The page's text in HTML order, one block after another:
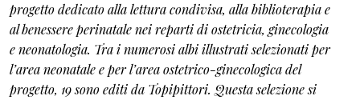
progetto dedicato alla lettura condivisa, alla biblioterapia e
al benessere perinatale nei reparti di ostetricia, ginecologia
e neonatologia. Tra i numerosi albi illustrati selezionati per
l’area neonatale e per l’area ostetrico-ginecologica del
progetto, 19 sono editi da Topipittori. Questa selezione si